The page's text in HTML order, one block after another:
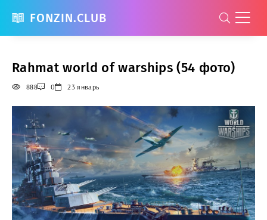
FONZIN.CLUB
Rahmat world of warships (54 фото)
888 0 23 январь